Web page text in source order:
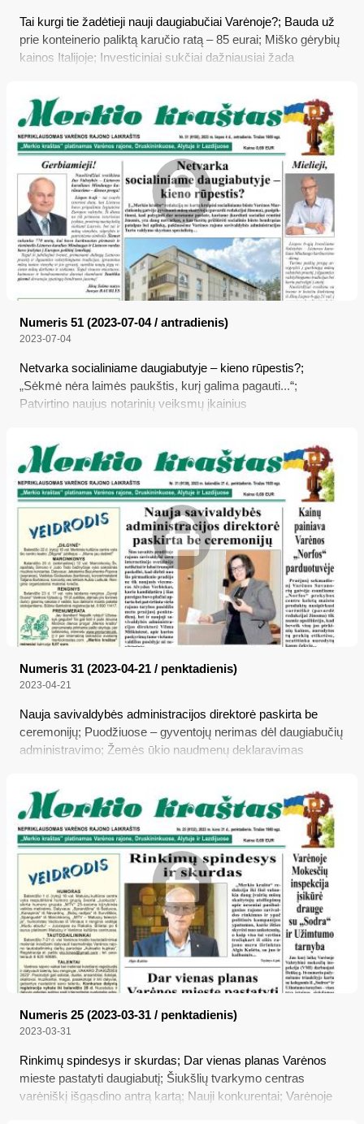
Tai kurgi tie žadėtieji nauji daugiabučiai Varėnoje?; Bauda už
prie konteinerio paliktą karučio ratą – 85 eurai; Miško gėrybių
kainos Italijoje; Investiciniai sukčiai dažniausiai žada
Numeris 51 (2023-07-04 / antradienis)
2023-07-04
Netvarka socialiniame daugiabutyje – kieno rūpestis?;
„Sėkmė nėra laimės paukštis, kurį galima pagauti...“;
Patvirtino naujus notarinių veiksmų įkainius
Numeris 31 (2023-04-21 / penktadienis)
2023-04-21
Nauja savivaldybės administracijos direktorė paskirta be
ceremonijų; Puodžiuose – gyventojų nerimas dėl daugiabučių
administravimo; Žemės ūkio naudmenų deklaravimas
Kainų painiava Varėnos „Norfos“ parduotuvėje
Numeris 25 (2023-03-31 / penktadienis)
2023-03-31
Rinkimų spindesys ir skurdas; Dar vienas planas Varėnos
mieste pastatyti daugiabutį; Šiukšlių tvarkymo centras
varėniškį išgąsdino antrą kartą; Nauji konkurentai; Varėnoje